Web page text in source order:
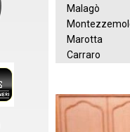
Malagò
Marotta
Carraro